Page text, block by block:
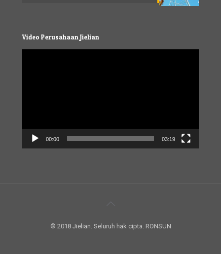
Video Perusahaan Jielian
00:00 03:19
© 2018 Jielian. Seluruh hak cipta. RONSUN